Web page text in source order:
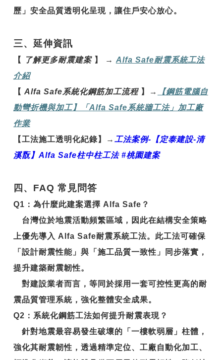
歷」安全品質透明化呈現，讓住戶安心放心。
三、延伸資訊
【 了解更多耐震建案 】 → Alfa Safe耐震系統工法
介紹
【 Alfa Safe系統化鋼筋加工流程 】 → 【鋼筋電腦自
動彎折機與加工】「Alfa Safe系統牆工法」加工廠
作業
【工法施工透明化紀錄】
→ 工法案例-【定泰建設-清
溪翫】Alfa Safe柱中柱工法 #桃園建案
四、FAQ 常見問答
Q1 ： 為什麼此建案選擇 Alfa Safe？
台灣位於地震活動頻繁區域，因此在結構安全策略
上優先導入 Alfa Safe耐震系統工法。此工法可確保
「設計耐震性能」與「施工品質一致性」同步落實，
提升建築耐震韌性。
對建設業者而言，等同於採用一套可控性更高的耐
震品質管理系統，強化整體安全成果。
Q2 ：系統化鋼筋工法如何提升耐震表現？
針對地震最容易發生破壞的「一樓軟弱層」柱體，
強化其耐震韌性，透過精準定位、工廠自動化加工、